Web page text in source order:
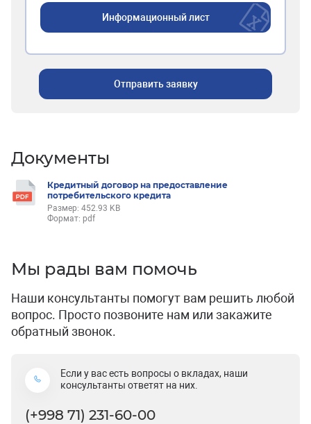
Информационный лист
Отправить заявку
Документы
Кредитный договор на предоставление
потребительского кредита
Размер: 452.93 KB
Формат: pdf
Мы рады вам помочь
Наши консультанты помогут вам решить любой
вопрос. Просто позвоните нам или закажите
обратный звонок.
Если у вас есть вопросы о вкладах, наши
консультанты ответят на них.
(+998 71) 231-60-00